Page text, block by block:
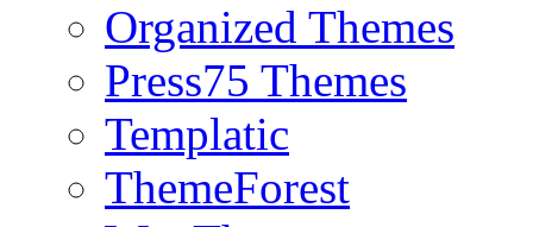
Organized Themes
Press75 Themes
Templatic
ThemeForest